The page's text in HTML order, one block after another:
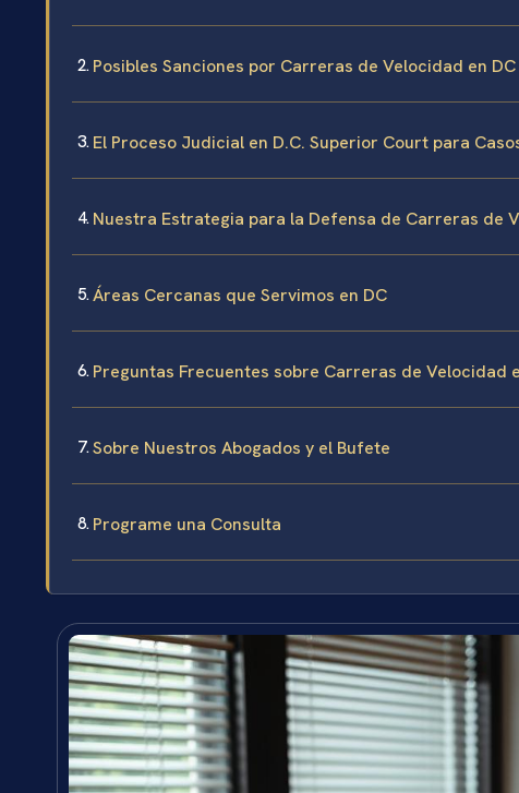
Posibles Sanciones por Carreras de Velocidad en DC
El Proceso Judicial en D.C. Superior Court para
Nuestra Estrategia para la Defensa de Carreras de
Áreas Cercanas que Servimos en DC
Preguntas Frecuentes sobre Carreras de Velocidad
Sobre Nuestros Abogados y el Bufete
Programe una Consulta